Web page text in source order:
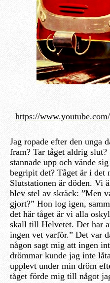
https://
Jag ropade efter den unga
fram? Tar tåget aldrig
stannade upp och vände
begripit det? Tåget är i det
Slutstationen är döden. Vi
blev stel av skräck: ”Men
gjort?” Hon log igen,
det här tåget är vi alla
skall till Helvetet. Det har
ingen vet varför.” Det var
någon sagt mig att ingen
drömmar kunde jag inte
upplevt under min dröm
tåget förde mig till något